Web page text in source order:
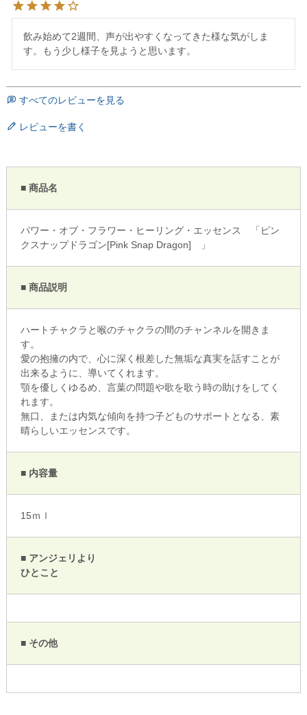
飲み始めて2週間、声が出やすくなってきた様な気がしま
す。もう少し様子を見ようと思います。
すべてのレビューを見る
レビューを書く
■ 商品名
パワー・オブ・フラワー・ヒーリング・エッセンス 「ピン
クスナップドラゴン[Pink Snap Dragon] 」
■ 商品説明
ハートチャクラと喉のチャクラの間のチャンネルを開きま
す。
愛の抱擁の内で、心に深く根差した無垢な真実を話すことが
出来るように、導いてくれます。
顎を優しくゆるめ、言葉の問題や歌を歌う時の助けをしてく
れます。
無口、または内気な傾向を持つ子どものサポートとなる、素
晴らしいエッセンスです。
■ 内容量
15ｍｌ
■ アンジェリより
ひとこと
■ その他